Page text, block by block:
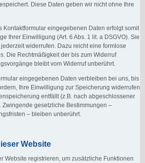
Diese Daten geben wir nicht ohne Ihre
Kontaktformular eingegebenen Daten erfolgt somit
Ihrer Einwilligung (Art. 6 Abs. 1 lit. a DSGVO). Sie
widerrufen. Dazu reicht eine formlose
Die Rechtmäßigkeit der bis zum Widerruf
bleibt vom Widerruf unberührt.
eingegebenen Daten verbleiben bei uns, bis
Ihre Einwilligung zur Speicherung widerrufen
entfällt (z.B. nach abgeschlossener
Zwingende gesetzliche Bestimmungen –
– bleiben unberührt.
Website
Website registrieren, um zusätzliche Funktionen